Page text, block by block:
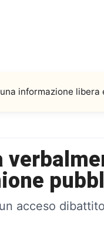
informazione libera
acceso